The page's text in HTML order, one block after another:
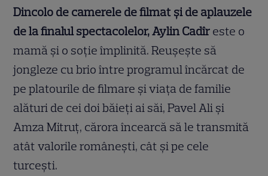
Dincolo de camerele de filmat și de aplauzele
de la finalul spectacolelor, Aylin Cadîr este o
mamă și o soție împlinită. Reușește să
jongleze cu brio între programul încărcat de
pe platourile de filmare și viața de familie
alături de cei doi băieți ai săi, Pavel Ali și
Amza Mitruț, cărora încearcă să le transmită
atât valorile românești, cât și pe cele
turcești.